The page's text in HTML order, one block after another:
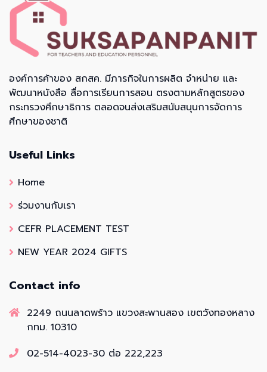
องค์การค้าของ สกสค. มีภารกิจในการผลิต จำหน่าย และ
พัฒนาหนังสือ สื่อการเรียนการสอน ตรงตามหลักสูตรของ
กระทรวงศึกษาธิการ ตลอดจนส่งเสริมสนับสนุนการจัดการ
ศึกษาของชาติ
Useful Links
Home
ร่วมงานกับเรา
CEFR PLACEMENT TEST
NEW YEAR 2024 GIFTS
Contact info
2249 ถนนลาดพร้าว แขวงสะพานสอง เขตวังทองหลาง
กทม. 10310
02-514-4023-30 ต่อ 222,223